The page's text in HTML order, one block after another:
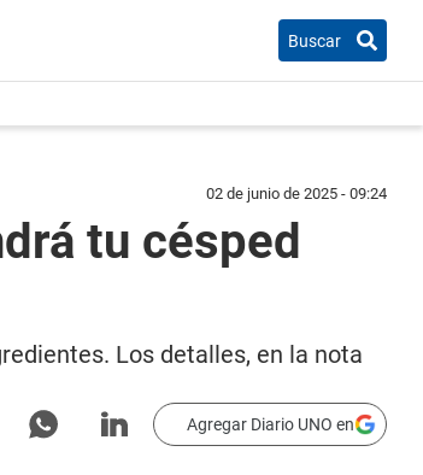
Buscar
02 de junio de 2025 - 09:24
tu césped
Los detalles, en la nota
Agregar Diario UNO en